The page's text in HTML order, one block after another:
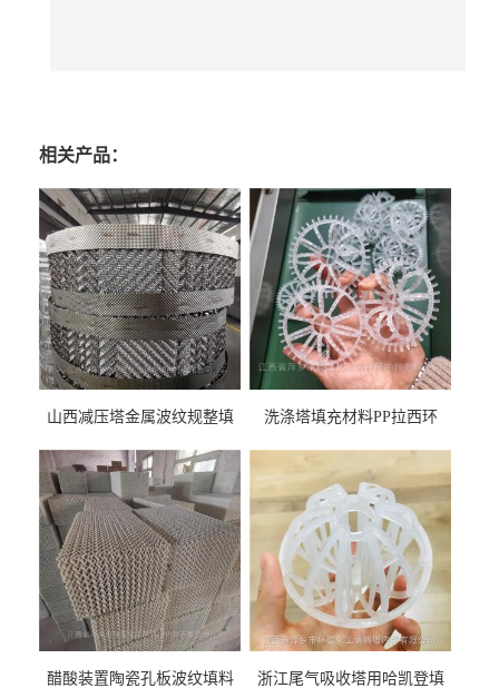
相关产品：
山西减压塔金属波纹规整填
料
洗涤塔填充材料PP拉西环
醋酸装置陶瓷孔板波纹填料
浙江尾气吸收塔用哈凯登填